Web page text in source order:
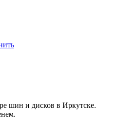
шин и дисков в Иркутске.